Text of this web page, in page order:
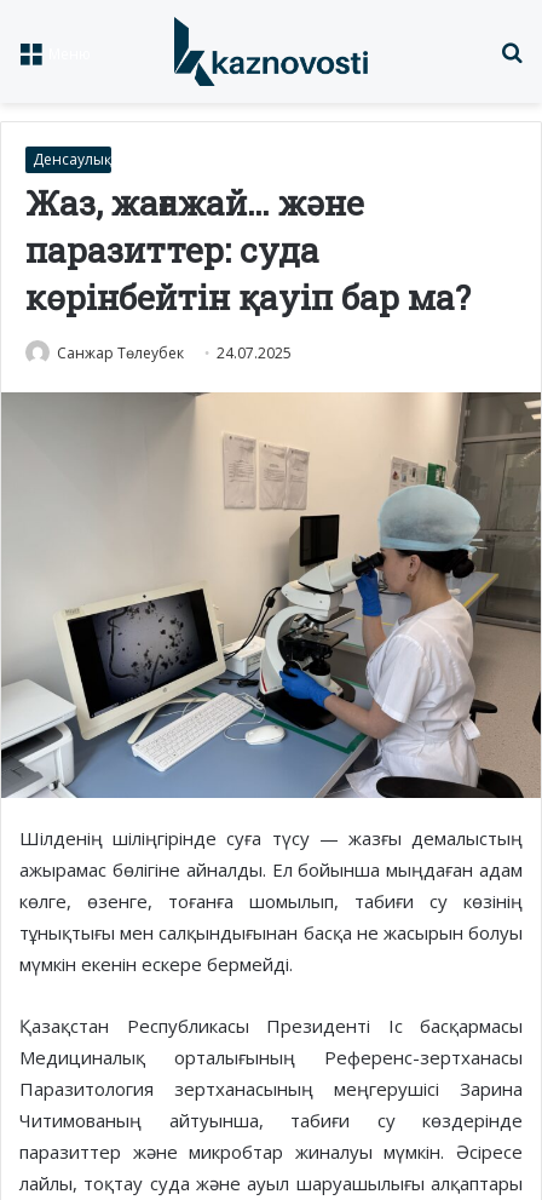
Денсаулық
Жаз, жағажай… және
паразиттер: суда
көрінбейтін қауіп бар ма?
Санжар Төлеубек 24.07.2025
Шілденің шіліңгірінде суға түсу — жазғы демалыстың
ажырамас бөлігіне айналды. Ел бойынша мыңдаған адам
көлге, өзенге, тоғанға шомылып, табиғи су көзінің
тұнықтығы мен салқындығынан басқа не жасырын болуы
мүмкін екенін ескере бермейді.
Қазақстан Республикасы Президенті Іс басқармасы
Медициналық орталығының Референс-зертханасы
Паразитология зертханасының меңгерушісі Зарина
Читимованың айтуынша, табиғи су көздерінде
паразиттер және микробтар жиналуы мүмкін. Әсіресе
лайлы, тоқтау суда және ауыл шаруашылығы алқаптары